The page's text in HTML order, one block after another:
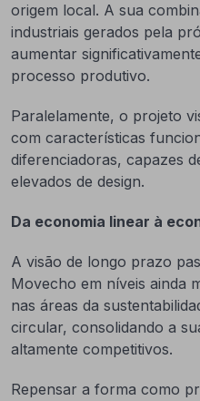
origem local. A sua
industriais gerados pela
aumentar
processo produtivo.
Paralelamente, o projeto
com características
diferenciadoras, capazes
elevados de design.
Da economia linear à
A visão de longo prazo
Movecho em níveis ainda
nas áreas da
circular, consolidando a
altamente competitivos.
Repensar a forma como